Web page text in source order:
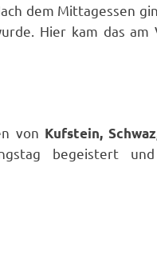
dem Mittagessen
Hier kam das am
von Kufstein,
begeistert